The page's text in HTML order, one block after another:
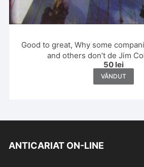
Good to great, Why some
and others don’t de Jim
50 lei
VÂNDUT
ANTICARIAT ON-LINE